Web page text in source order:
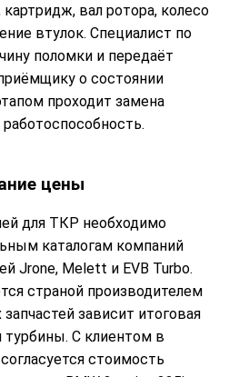
вал ротора, колесо
втулок. Специалист по
поломки и передаёт
о состоянии
проходит замена
цены
для ТКР необходимо
каталогам компаний
Jrone, Melett и EVB Turbo.
страной производителем
зависит итоговая
С клиентом в
стоимость